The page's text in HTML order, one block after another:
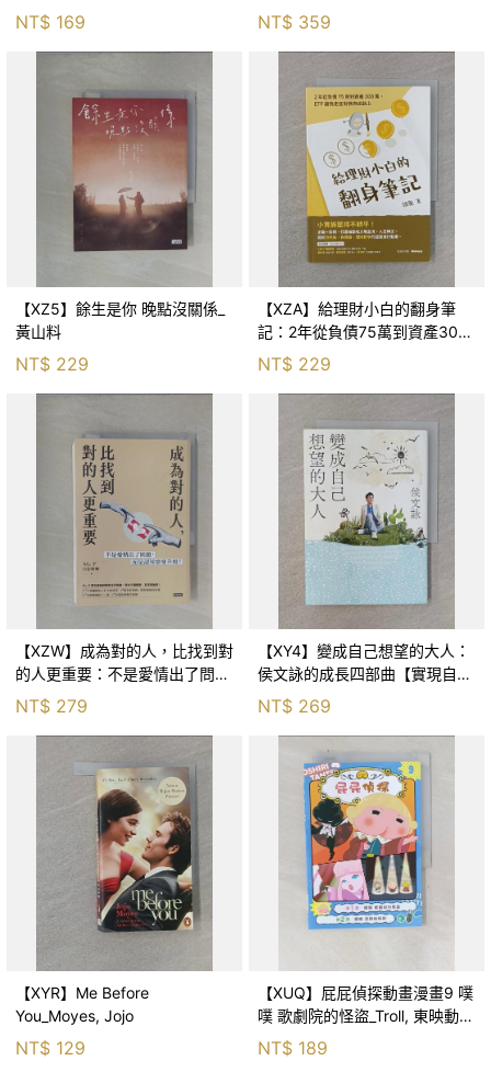
NT$ 169
崔勒基, Elsa
NT$ 359
【XZ5】餘生是你 晚點沒關係_
黃山料
NT$ 229
【XZA】給理財小白的翻身筆
記：2年從負債75萬到資產300
萬，ETF讓我走在財務自由路上_
鐵蛋
NT$ 229
【XZW】成為對的人，比找到對
的人更重要：不是愛情出了問
題，而是認知需要升級！_Mr. P
NT$ 279
【XY4】變成自己想望的大人：
侯文詠的成長四部曲【實現自
己】_侯文詠
NT$ 269
【XYR】Me Before
You_Moyes, Jojo
NT$ 129
【XUQ】屁屁偵探動畫漫畫9 噗
噗 歌劇院的怪盜_Troll, 東映動畫
株式會社, 張東君
NT$ 189